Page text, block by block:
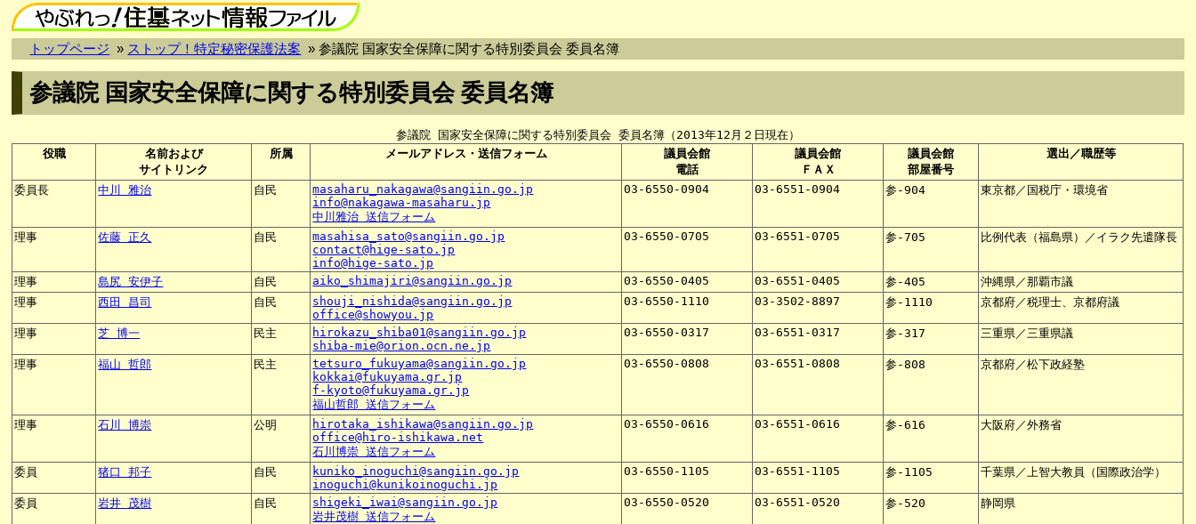
トップページ » ストップ！特定秘密保護法案 » 参議院 国家安全保障に関する特別委員会 委員名簿
参議院 国家安全保障に関する特別委員会 委員名簿
参議院 国家安全保障に関する特別委員会 委員名簿（2013年12月２日現在）
役職
名前および
サイトリンク
所属 メールアドレス・送信フォーム
議員会館
電話
議員会館
ＦＡＸ
議員会館
部屋番号
選出／職歴等
委員長 中川 雅治 自民
masaharu_nakagawa@sangiin.go.jp
info@nakagawa-masaharu.jp
中川雅治 送信フォーム
03-6550-0904 03-6551-0904 参-904 東京都／国税庁・環境省
理事 佐藤 正久 自民
masahisa_sato@sangiin.go.jp
contact@hige-sato.jp
info@hige-sato.jp
03-6550-0705 03-6551-0705 参-705 比例代表（福島県）／イラク先遣隊長
理事 島尻 安伊子 自民 aiko_shimajiri@sangiin.go.jp 03-6550-0405 03-6551-0405 参-405
沖縄県／那覇市議
理事
西田 昌司 自民
shouji_nishida@sangiin.go.jp
office@showyou.jp
03-6550-1110 03-3502-8897 参-1110 京都府／税理士、京都府議
理事 芝 博一 民主
hirokazu_shiba01@sangiin.go.jp
shiba-mie@orion.ocn.ne.jp
03-6550-0317 03-6551-0317 参-317 三重県／三重県議
理事 福山 哲郎 民主
tetsuro_fukuyama@sangiin.go.jp
kokkai@fukuyama.gr.jp
f-kyoto@fukuyama.gr.jp
福山哲郎 送信フォーム
03-6550-0808 03-6551-0808 参-808 京都府／松下政経塾
理事 石川 博崇 公明
hirotaka_ishikawa@sangiin.go.jp
office@hiro-ishikawa.net
石川博崇 送信フォーム
03-6550-0616 03-6551-0616 参-616 大阪府／外務省
委員 猪口 邦子 自民
kuniko_inoguchi@sangiin.go.jp
inoguchi@kunikoinoguchi.jp
03-6550-1105 03-6551-1105 参-1105 千葉県／上智大教員（国際政治学）
委員 岩井 茂樹 自民
shigeki_iwai@sangiin.go.jp
岩井茂樹 送信フォーム
03-6550-0520 03-6551-0520 参-520 静岡県